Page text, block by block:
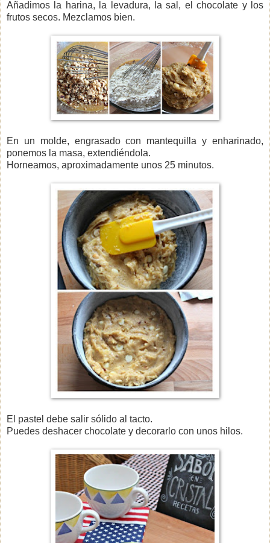
Añadimos la harina, la levadura, la sal, el chocolate y los
frutos secos. Mezclamos bien.
En un molde, engrasado con mantequilla y enharinado,
ponemos la masa, extendiéndola.
Horneamos, aproximadamente unos 25 minutos.
El pastel debe salir sólido al tacto.
Puedes deshacer chocolate y decorarlo con unos hilos.